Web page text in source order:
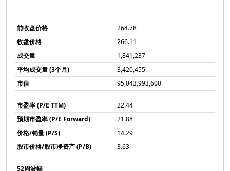
前收盘价格
264.78
收盘价格
266.11
成交量
1,841,237
平均成交量 (3个月)
3,420,455
市值
95,043,993,600
市盈率 (P/E TTM)
22.44
预期市盈率 (P/E Forward)
21.88
价格/销量 (P/S)
14.29
股市价格/股市净资产 (P/B)
3.63
52周波幅